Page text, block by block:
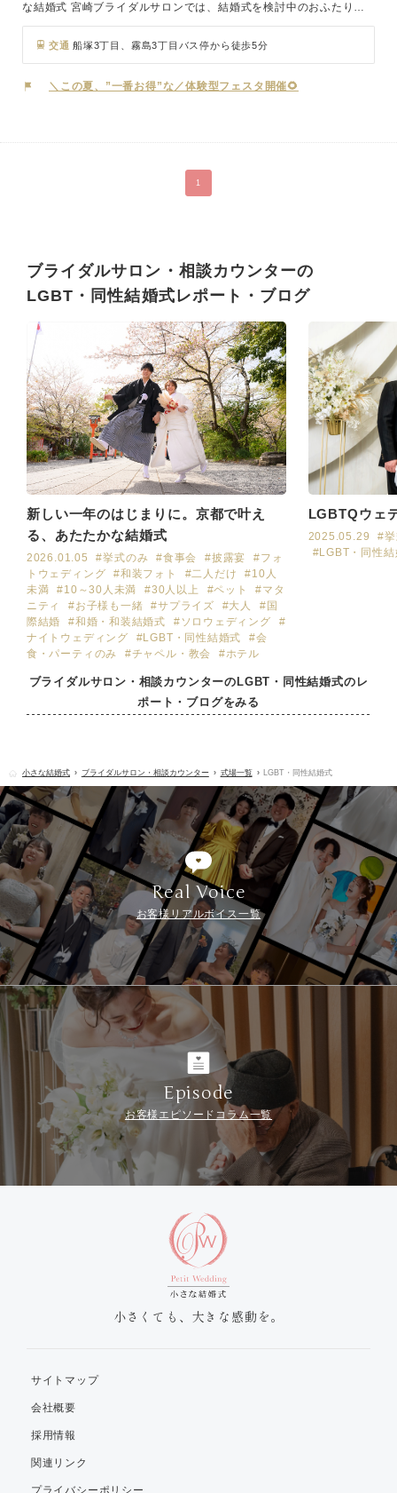
な結婚式 宮崎ブライダルサロンでは、結婚式を検討中のおふたりに
向けて、さまざまなスタイルをご提案しています。 ホテルやレスト
ランウェディング、神社式などの結婚式からフォトウェディングも相
談可能。 中でも、少人数結婚式や家族婚、アットホームな結婚式を
ご希望の方にはぴったりのプランをご用意。 「結婚式はしたいけ
交通 船塚3丁目、霧島3丁目バス停から徒歩5分
＼この夏、”一番お得”な／体験型フェスタ開催🌻
1
ブライダルサロン・相談カウンターの
LGBT・同性結婚式レポート・ブログ
ブライダルサロン・相談カウンターのLGBT・同性結婚式のレ
ポート・ブログをみる
新しい一年のはじまりに。京都で叶え
る、あたたかな結婚式
2026.01.05 #挙式のみ #食事会 #披露宴
#フォ
トウェディング
#和装フォト #二人だけ
#10人
未満
#10～30人未満 #30人以上 #ペット
#マタ
ニティ
#お子様も一緒 #サプライズ #大人
#国
際結婚
#和婚・和装結婚式 #ソロウェディング
#
ナイトウェディング
#LGBT・同性結婚式
#会
食・パーティのみ
#チャペル・教会 #ホテル
LGBTQウェ
2025.05.29
#
#LGBT・同性結
小さな結婚式 ブライダルサロン・相談カウンター 式場一覧 LGBT・同性結婚式
Real Voice
お客様リアルボイス一覧
Episode
お客様エピソードコラム一覧
小さくても、大きな感動を。
サイトマップ
会社概要
採用情報
関連リンク
プライバシーポリシー